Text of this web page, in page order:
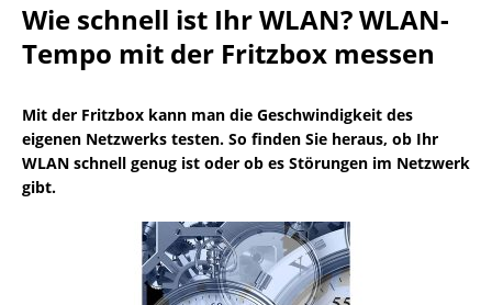
Wie schnell ist Ihr WLAN? WLAN-
Tempo mit der Fritzbox messen
Mit der Fritzbox kann man die Geschwindigkeit des
eigenen Netzwerks testen. So finden Sie heraus, ob Ihr
WLAN schnell genug ist oder ob es Störungen im Netzwerk
gibt.